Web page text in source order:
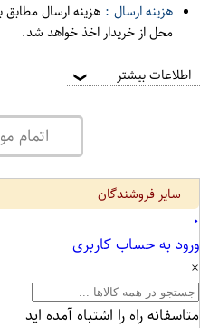
هزینه ارسال : هزینه ارسال
محل از خریدار اخذ خواهد شد.
اطلاعات بیشتر ❯
اتمام
سایر فروشندگان
۰
ورود به حساب کاربری
×
متاسفانه راه را اشتباه آمده اید